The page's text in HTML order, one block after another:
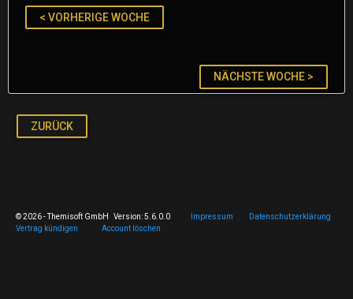
< VORHERIGE WOCHE
NÄCHSTE WOCHE >
ZURÜCK
© 2026 - Themisoft GmbH Version: 5.6.0.0 Impressum
Datenschutzerklärung
Vertrag kündigen
Account löschen